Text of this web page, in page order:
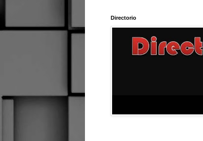
Directorio